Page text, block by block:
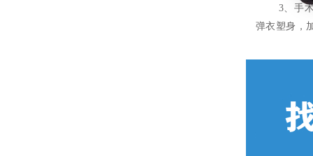
3、手术后
弹衣塑身，